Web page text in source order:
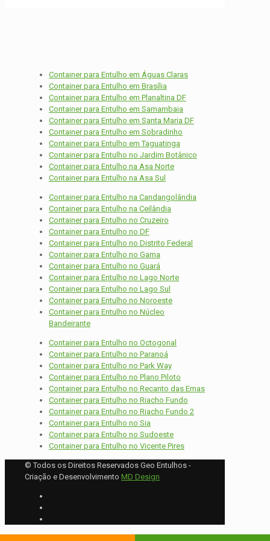
Container para Entulho em Águas Claras
Container para Entulho em Brasília
Container para Entulho em Planaltina DF
Container para Entulho em Samambaia
Container para Entulho em Santa Maria DF
Container para Entulho em Sobradinho
Container para Entulho em Taguatinga
Container para Entulho no Jardim Botânico
Container para Entulho na Asa Norte
Container para Entulho na Asa Sul
Container para Entulho na Candangolândia
Container para Entulho na Ceilândia
Container para Entulho no Cruzeiro
Container para Entulho no DF
Container para Entulho no Distrito Federal
Container para Entulho no Gama
Container para Entulho no Guará
Container para Entulho no Lago Norte
Container para Entulho no Lago Sul
Container para Entulho no Noroeste
Container para Entulho no Núcleo
Bandeirante
Container para Entulho no Octogonal
Container para Entulho no Paranoá
Container para Entulho no Park Way
Container para Entulho no Plano Piloto
Container para Entulho no Recanto das Emas
Container para Entulho no Riacho Fundo
Container para Entulho no Riacho Fundo 2
Container para Entulho no Sia
Container para Entulho no Sudoeste
Container para Entulho no Vicente Pires
© Todos os Direitos Reservados Geo Entulhos -
Criação e Desenvolvimento MD Design